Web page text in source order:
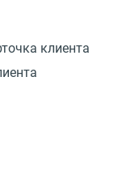
клиента